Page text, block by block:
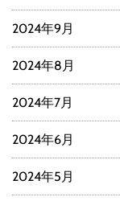
2024年9月
2024年8月
2024年7月
2024年6月
2024年5月